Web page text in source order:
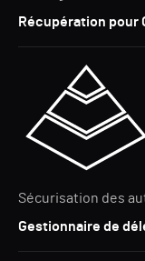
Récupération pour
Sécurisation des
Gestionnaire de